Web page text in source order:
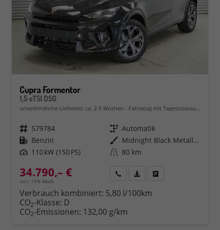
Cupra Formentor
1,5 eTSI DSG
unverbindliche Lieferzeit: ca. 2-5 Wochen Fahrzeug mit Tageszulassung
Fahrzeugnr. 579784 Getriebe Automatik
Kraftstoff Benzin Außenfarbe
Midnight Black Metallic (0E)
Leistung 110 kW (150 PS) Kilometerstand 80 km
34.790,– €
incl. 19% MwSt.
Rückruf PDF-Datei, Fahrzeugexposé
Verbrauch kombiniert: 5,80 l/100km
CO2-Klasse: D
CO2-Emissionen: 132,00 g/km